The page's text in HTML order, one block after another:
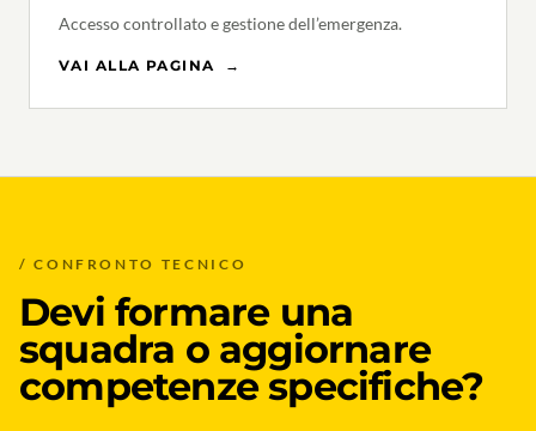
Accesso controllato e gestione dell’emergenza.
VAI ALLA PAGINA →
/ CONFRONTO TECNICO
Devi formare una
squadra o aggiornare
competenze specifiche?